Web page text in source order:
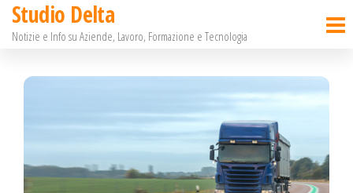
SaltaStudio Delta
Notizie e Info su Aziende, Lavoro, Formazione e Tecnologia